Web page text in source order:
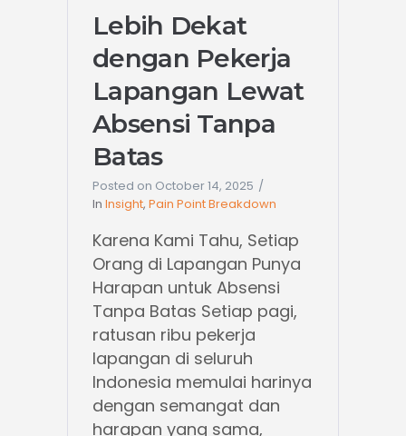
Lebih Dekat
dengan Pekerja
Lapangan Lewat
Absensi Tanpa
Batas
Posted on October 14, 2025
In Insight, Pain Point Breakdown
Karena Kami Tahu, Setiap
Orang di Lapangan Punya
Harapan untuk Absensi
Tanpa Batas Setiap pagi,
ratusan ribu pekerja
lapangan di seluruh
Indonesia memulai harinya
dengan semangat dan
harapan yang sama,